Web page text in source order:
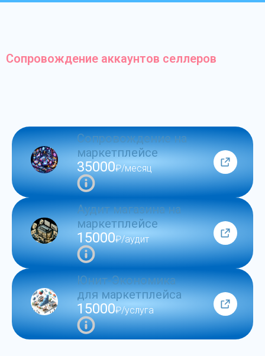
Сопровождение аккаунтов селлеров
Сопровождение на
маркетплейсе
35000₽/месяц
Аудит магазина на
маркетплейсе
15000₽/аудит
Юнит-Экономика
для маркетплейса
15000₽/услуга